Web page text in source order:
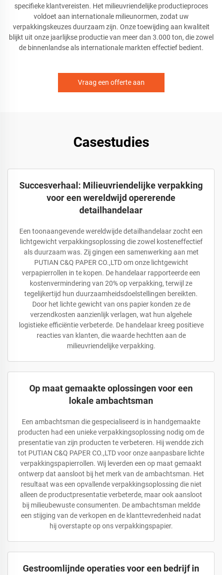
specifieke klantvereisten. Het milieuvriendelijke productieproces
voldoet aan internationale milieunormen, zodat uw
verpakkingskeuzes duurzaam zijn. Onze toewijding aan kwaliteit
blijkt uit onze jaarlijkse productie van meer dan 3.000 ton, die zowel
de binnenlandse als internationale markten effectief bedient.
Vraag een offerte aan
Casestudies
Succesverhaal: Milieuvriendelijke verpakking
voor een wereldwijd opererende
detailhandelaar
Een toonaangevende wereldwijde detailhandelaar zocht een
lichtgewicht verpakkingsoplossing die zowel kosteneffectief
als duurzaam was. Zij gingen een samenwerking aan met
PUTIAN C&Q PAPER CO.,LTD om onze lichtgewicht
verpapierrollen in te kopen. De handelaar rapporteerde een
kostenvermindering van 20% op verpakking, terwijl ze
tegelijkertijd hun duurzaamheidsdoelstellingen bereikten.
Door het lichte gewicht van ons papier konden ze de
verzendkosten aanzienlijk verlagen, wat hun algehele
logistieke efficiëntie verbeterde. De handelaar kreeg positieve
reacties van klanten, die waarde hechtten aan de
milieuvriendelijke verpakking.
Op maat gemaakte oplossingen voor een
lokale ambachtsman
Een ambachtsman die gespecialiseerd is in handgemaakte
producten had een unieke verpakkingsoplossing nodig om de
presentatie van zijn producten te verbeteren. Hij wendde zich
tot PUTIAN C&Q PAPER CO.,LTD voor onze aanpasbare lichte
verpakkingspapierrollen. Wij leverden een op maat gemaakt
ontwerp dat aansloot bij het merk van de ambachtsman. Het
resultaat was een opvallende verpakkingsoplossing die niet
alleen de productpresentatie verbeterde, maar ook aansloot
bij milieubewuste consumenten. De ambachtsman meldde
een stijging van de verkopen en de klanttevredenheid nadat
hij overstapte op ons verpakkingspapier.
Gestroomlijnde operaties voor een bedrijf in